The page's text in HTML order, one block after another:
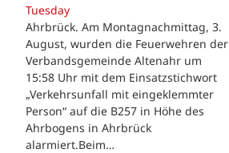
Tuesday
Ahrbrück. Am Montagnachmittag, 3.
August, wurden die Feuerwehren der
Verbandsgemeinde Altenahr um
15:58 Uhr mit dem Einsatzstichwort
„Verkehrsunfall mit eingeklemmter
Person“ auf die B257 in Höhe des
Ahrbogens in Ahrbrück
alarmiert.Beim…